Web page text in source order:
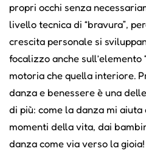
propri occhi senza
livello tecnica di “bravura”,
crescita personale si
focalizzo anche sull’elemento
motoria che quella interiore.
danza e benessere è una
di più: come la danza mi
momenti della vita, dai
danza come via verso la gioia!